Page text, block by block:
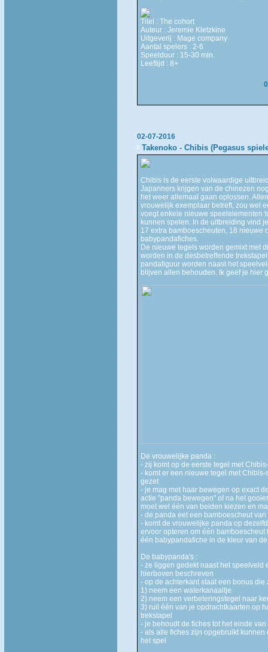
Titel : The cohort
Auteur : Jeremie Kletzkine
Uitgeverij : Mage company
Aantal spelers : 2-6
Speelduur : 15-30 min.
Leeftijd : 8+
02-07-2016
Takenoko - Chibis (Pegasus
Chibis is de eerste volwaardige
Japanners krijgen van de chinezen
het weer allemaal gaan oplossen.
vrouwelijk exemplaar betreft, zou wel
voegt enkele nieuwe speelelementen
kunnen spelen. In de uitbreiding vind
17 extra bamboescheuten, 18
babypandafiches.
De nieuwe tegels worden gemixt met
worden in de desbetreffende
pandafiguur worden naast het
blijven allen behouden. Ik geef je hier
De vrouwelijke panda :
- zij komt op de eerste tegel met
- komt er een nieuwe tegel met
gezet
- je mag met haar bewegen op exact
actie "panda bewegen" of na het
moet wel één van beiden kiezen en
- de panda eet een bamboescheut
- komt de vrouwelijke panda op
ervoor opteren om één
één babypandafiche in de kleur van
De babypanda's :
- ze liggen gedekt naast het speelveld
hierboven beschreven
- op de achterkant staat een bonus
1) neem een waterkanaaltje
2) neem een verbeteringstegel naar
3) ruil één van je opdrachtkaarten op
trekstapel
- je behoudt de fiches tot het einde
- als alle fiches zijn opgebruikt
het spel